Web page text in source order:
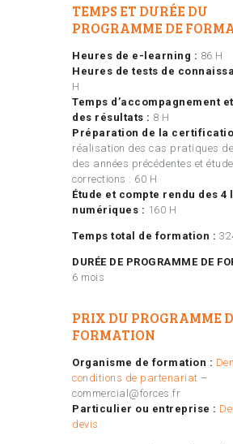
TEMPS ET DURÉE DU
PROGRAMME DE
Heures de e-learning : 86 H
Heures de tests de
H
Temps d’accompagnement
des résultats : 8 H
Préparation de la
réalisation des cas pratiques
des années précédentes et
corrections : 60 H
Étude et compte rendu des 4
numériques : 160 H
Temps total de formation :
DURÉE DE PROGRAMME DE
6 mois
PRIX DU PROGRAMME
FORMATION
Organisme de formation :
conditions de partenariat –
commercial@forces.fr
Particulier ou entreprise :
devis